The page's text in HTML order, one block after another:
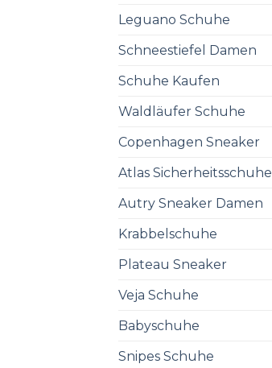
Leguano Schuhe
Schneestiefel Damen
Schuhe Kaufen
Waldläufer Schuhe
Copenhagen Sneaker
Atlas Sicherheitsschuhe
Autry Sneaker Damen
Krabbelschuhe
Plateau Sneaker
Veja Schuhe
Babyschuhe
Snipes Schuhe